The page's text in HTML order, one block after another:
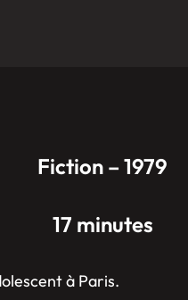
Fiction – 1979
17 minutes
à Paris.